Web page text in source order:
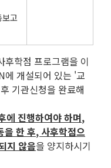
보고
후학점 프로그램을 이
에 개설되어 있는 '교
기관신청을 완료해
에 진행하여야 하며,
을 한 후, 사후학점으
지 않음을 양지하시기